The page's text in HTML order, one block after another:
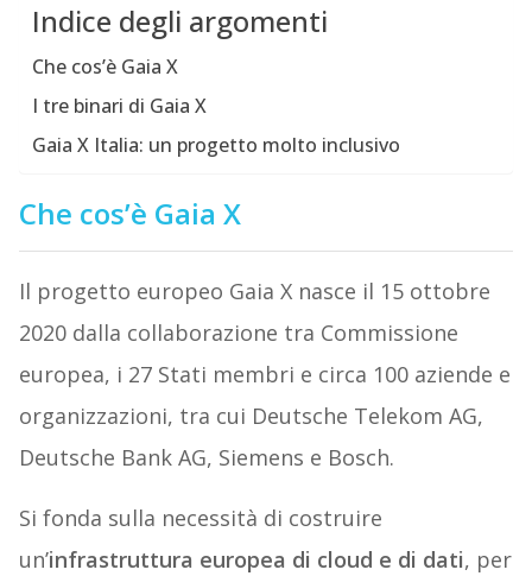
Indice degli argomenti
Che cos’è Gaia X
I tre binari di Gaia X
Gaia X Italia: un progetto molto inclusivo
Che cos’è Gaia X
Il progetto europeo Gaia X nasce il 15 ottobre
2020 dalla collaborazione tra Commissione
europea, i 27 Stati membri e circa 100 aziende e
organizzazioni, tra cui Deutsche Telekom AG,
Deutsche Bank AG, Siemens e Bosch.
Si fonda sulla necessità di costruire
un’infrastruttura europea di cloud e di dati, per